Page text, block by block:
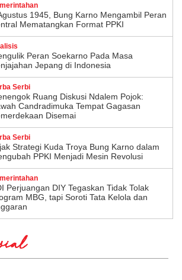
1945, Bung Karno Mengambil Peran
Mematangkan Format PPKI
Peran Soekarno Pada Masa
Jepang di Indonesia
Serbi
Ruang Diskusi Ndalem Pojok:
Candradimuka Tempat Gagasan
Disemai
Serbi
Strategi Kuda Troya Bung Karno dalam
PPKI Menjadi Mesin Revolusi
Perjuangan DIY Tegaskan Tidak Tolak
MBG, tapi Soroti Tata Kelola dan